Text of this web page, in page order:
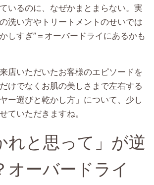
いるのに、なぜかまとまらない。実
洗い方やトリートメントのせいでは
しすぎ”＝オーバードライにあるかも
店いただいたお客様のエピソードを
けでなくお肌の美しさまで左右する
ー選びと乾かし方」について、少し
ていただきますね。
れと思って」が逆
オーバードライ